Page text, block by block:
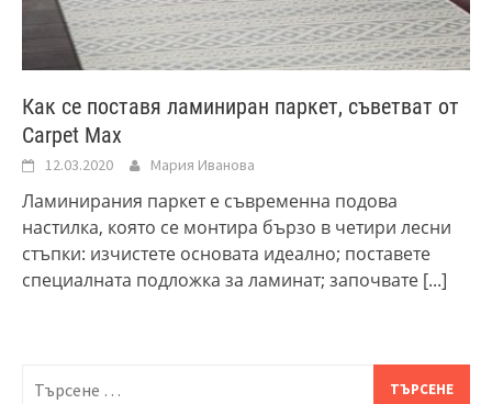
Как се поставя ламиниран паркет, съветват от
Carpet Max
12.03.2020 Мария Иванова
Ламинирания паркет е съвременна подова
настилка, която се монтира бързо в четири лесни
стъпки: изчистете основата идеално; поставете
специалната подложка за ламинат; започвате [...]